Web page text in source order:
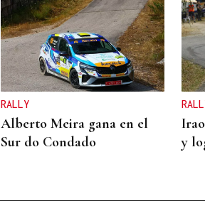
RALLY
Alberto Meira gana en el
Sur do Condado
y